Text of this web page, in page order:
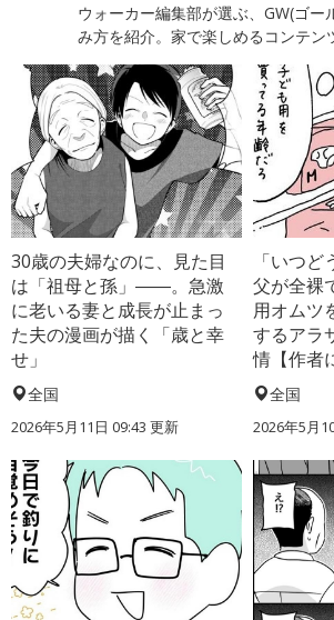
ウォーカー編集部が選ぶ、GW(ゴー
み方を紹介。家で楽しめるコンテン
30歳の夫婦なのに、見た目
は「祖母と孫」――。急激
に老いる妻と成長が止まっ
た夫の漫画が描く「歳と幸
せ」
全国
2026年5月11日 09:43 更新
「いつ
父が全裸
用オムツ
するアラ
情【作者
全国
2026年5月